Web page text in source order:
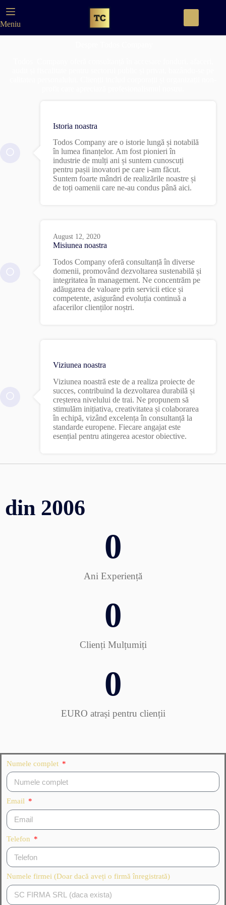
Meniu
Istoria noastra
Todos Company are o istorie lungă și notabilă
în lumea finanțelor. Am fost pionieri în
industrie de mulți ani și suntem cunoscuți
pentru pașii inovatori pe care i-am făcut.
Suntem foarte mândri de realizările noastre și
de toți oamenii care ne-au condus până aici.
August 12, 2020
Misiunea noastra
Todos Company oferă consultanță în diverse
domenii, promovând dezvoltarea sustenabilă și
integritatea în management. Ne concentrăm pe
adăugarea de valoare prin servicii etice și
competente, asigurând evoluția continuă a
afacerilor clienților noștri.
Viziunea noastra
Viziunea noastră este de a realiza proiecte de
succes, contribuind la dezvoltarea durabilă și
creșterea nivelului de trai. Ne propunem să
stimulăm inițiativa, creativitatea și colaborarea
în echipă, vizând excelența în consultanță la
standarde europene. Fiecare angajat este
esențial pentru atingerea acestor obiective.
din 2006
Ani Experiență
0
Clienți Mulțumiți
0
EURO atrași pentru clienții​
0
Numele complet
Email
Telefon
Numele firmei (Doar dacă aveți o firmă înregistrată)